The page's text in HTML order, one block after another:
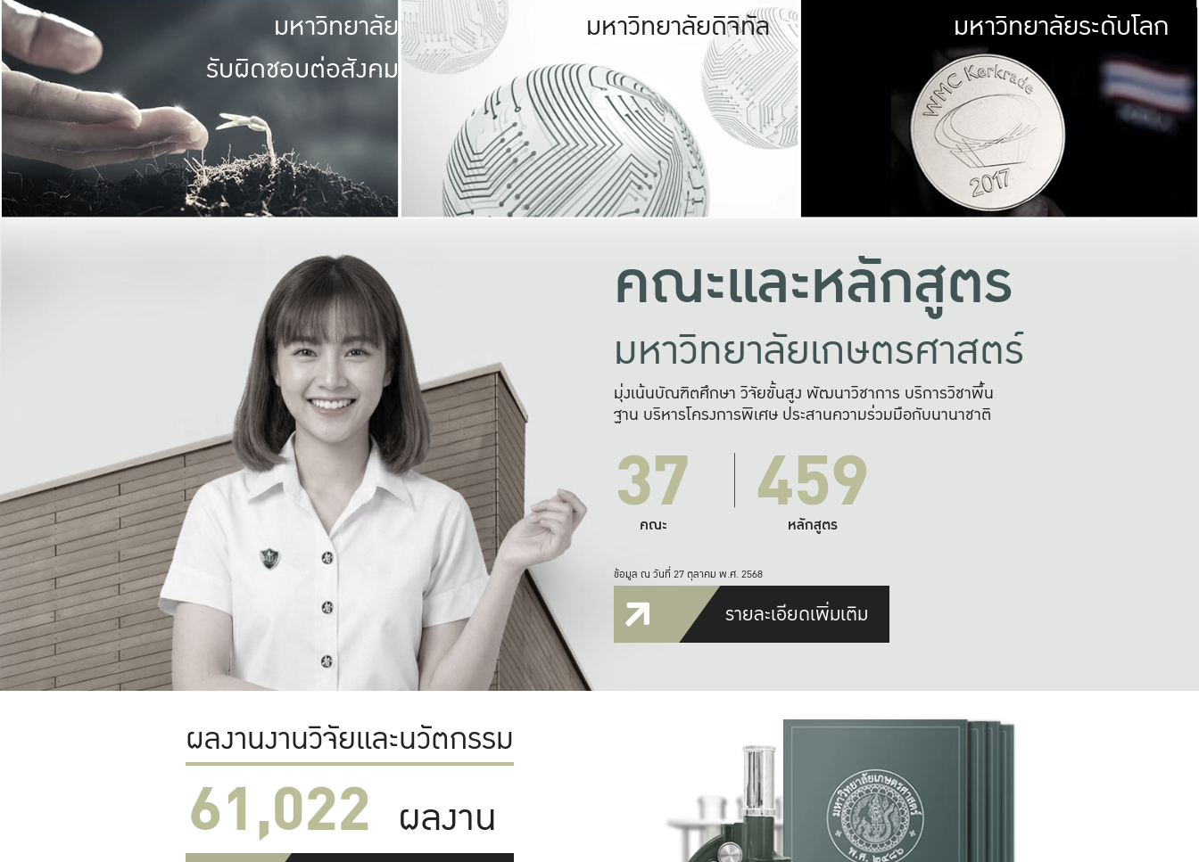
มหาวิทยาลัย
รับผิดชอบต่อสังคม
มหาวิทยาลัยรับผิดชอบต่อสังคม
ร่วมมือกับชุมชน เพื่อความกินดีอยู่ดี
และความสุขอย่างยั่งยืน
มองปัญหาในภาพกว้าง
แก้ไขจากปัญหาจุดเล็กๆ
มหาวิทยาลัยดิจิทัล มหาวิทยา
พร้อมที่จ
และผลักดันในการใช้ระบบส
เพื่อการทำงานแ
มหาวิทยาลัยระดับโลก
คณะและหลักสูตร
มหาวิทยาลัยเกษตรศาสตร์
มุ่งเน้นบัณฑิตศึกษา วิจัยขั้นสูง พัฒนาวิชาการ บริการวิชาพื้น
ฐาน บริหารโครงการพิเศษ ประสานความร่วมมือกับนานาชาติ
37
คณะ 459
หลักสูตร
ข้อมูล ณ วันที่ 27 ตุลาคม พ.ศ. 2568
รายละเอียดเพิ่มเติม
ผลงานงานวิจัยและนวัตกรรม
61,022 ผลงาน